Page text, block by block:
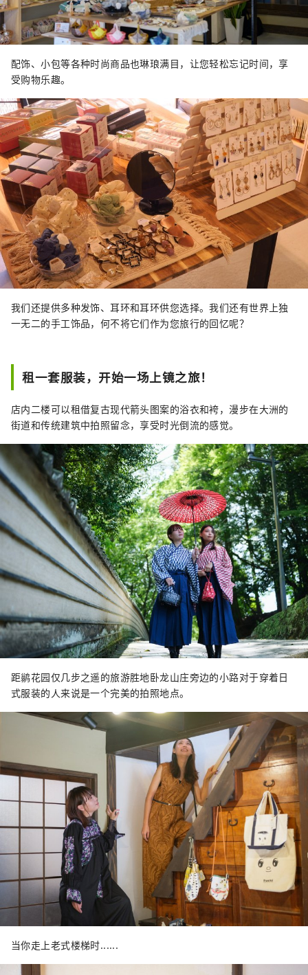
配饰、小包等各种时尚商品也琳琅满目，让您轻松忘记时间，享
受购物乐趣。
我们还提供多种发饰、耳环和耳环供您选择。我们还有世界上独
一无二的手工饰品，何不将它们作为您旅行的回忆呢？
租一套服装，开始一场上镜之旅！
店内二楼可以租借复古现代箭头图案的浴衣和袴，漫步在大洲的
街道和传统建筑中拍照留念，享受时光倒流的感觉。
距鹟花园仅几步之遥的旅游胜地卧龙山庄旁边的小路对于穿着日
式服装的人来说是一个完美的拍照地点。
当你走上老式楼梯时......